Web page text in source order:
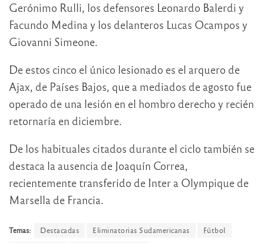
Gerónimo Rulli, los defensores Leonardo Balerdi y
Facundo Medina y los delanteros Lucas Ocampos y
Giovanni Simeone.
De estos cinco el único lesionado es el arquero de
Ajax, de Países Bajos, que a mediados de agosto fue
operado de una lesión en el hombro derecho y recién
retornaría en diciembre.
De los habituales citados durante el ciclo también se
destaca la ausencia de Joaquín Correa,
recientemente transferido de Inter a Olympique de
Marsella de Francia.
Temas: Destacadas Eliminatorias Sudamericanas
Fútbol